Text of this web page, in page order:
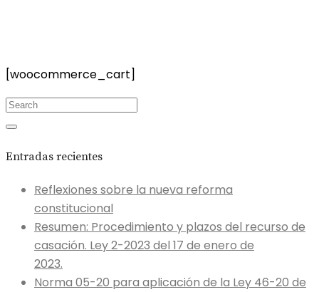
[woocommerce_cart]
Entradas recientes
Reflexiones sobre la nueva reforma
constitucional
Resumen: Procedimiento y plazos del recurso de
casación. Ley 2-2023 del 17 de enero de
2023.
Norma 05-20 para aplicación de la Ley 46-20 de